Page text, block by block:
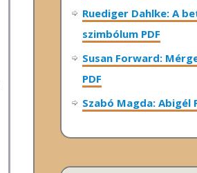
Ruediger Dahlke: A
szimbólum PDF
Susan Forward:
PDF
Szabó Magda: Abigél